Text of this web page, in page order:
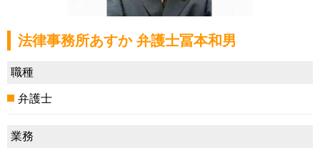
法律事務所あすか 弁護士冨本和男
職種
弁護士
業務